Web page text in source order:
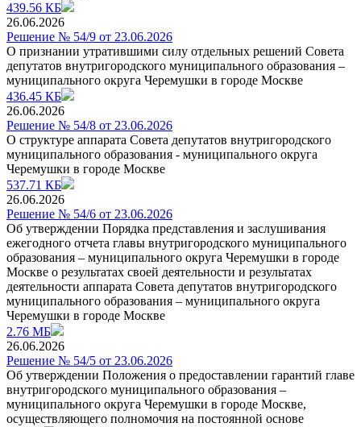
439.56 КБ
26.06.2026
Решение № 54/9 от 23.06.2026
О признании утратившими силу отдельных решений Совета
депутатов внутригородского муниципального образования –
муниципального округа Черемушки в городе Москве
436.45 КБ
26.06.2026
Решение № 54/8 от 23.06.2026
О структуре аппарата Совета депутатов внутригородского
муниципального образования - муниципального округа
Черемушки в городе Москве
537.71 КБ
26.06.2026
Решение № 54/6 от 23.06.2026
Об утверждении Порядка представления и заслушивания
ежегодного отчета главы внутригородского муниципального
образования – муниципального округа Черемушки в городе
Москве о результатах своей деятельности и результатах
деятельности аппарата Совета депутатов внутригородского
муниципального образования – муниципального округа
Черемушки в городе Москве
2.76 МБ
26.06.2026
Решение № 54/5 от 23.06.2026
Об утверждении Положения о предоставлении гарантий главе
внутригородского муниципального образования –
муниципального округа Черемушки в городе Москве,
осуществляющего полномочия на постоянной основе